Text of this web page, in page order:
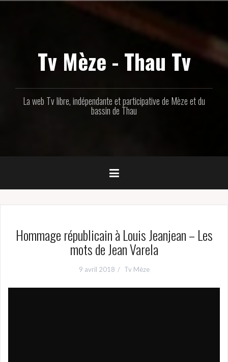
Tv Mèze - Thau Tv
La web Tv libre, indépendante et participative de Mèze et du
bassin de Thau
Hommage républicain à Louis Jeanjean – Les
mots de Jean Varela
9 avril 2018 Tv Mèze